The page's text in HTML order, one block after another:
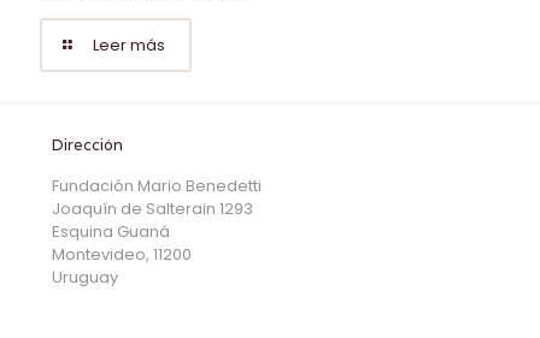
Leer más
Dirección
Fundación Mario Benedetti
Joaquín de Salterain 1293
Esquina Guaná
Montevideo, 11200
Uruguay